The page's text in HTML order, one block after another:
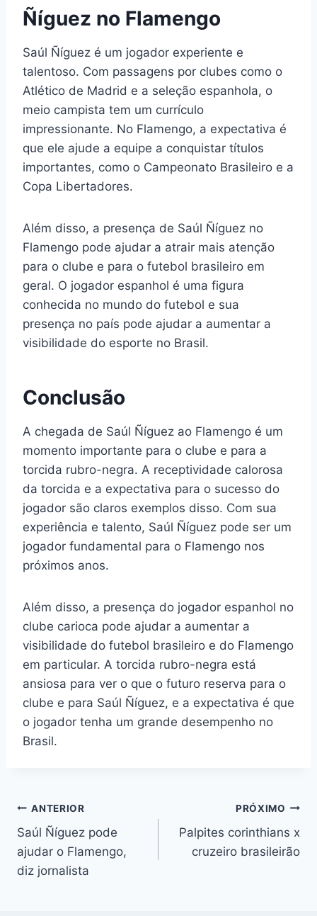
Ñíguez no Flamengo
Saúl Ñíguez é um jogador experiente e
talentoso. Com passagens por clubes como o
Atlético de Madrid e a seleção espanhola, o
meio campista tem um currículo
impressionante. No Flamengo, a expectativa é
que ele ajude a equipe a conquistar títulos
importantes, como o Campeonato Brasileiro e a
Copa Libertadores.
Além disso, a presença de Saúl Ñíguez no
Flamengo pode ajudar a atrair mais atenção
para o clube e para o futebol brasileiro em
geral. O jogador espanhol é uma figura
conhecida no mundo do futebol e sua
presença no país pode ajudar a aumentar a
visibilidade do esporte no Brasil.
Conclusão
A chegada de Saúl Ñíguez ao Flamengo é um
momento importante para o clube e para a
torcida rubro-negra. A receptividade calorosa
da torcida e a expectativa para o sucesso do
jogador são claros exemplos disso. Com sua
experiência e talento, Saúl Ñíguez pode ser um
jogador fundamental para o Flamengo nos
próximos anos.
Além disso, a presença do jogador espanhol no
clube carioca pode ajudar a aumentar a
visibilidade do futebol brasileiro e do Flamengo
em particular. A torcida rubro-negra está
ansiosa para ver o que o futuro reserva para o
clube e para Saúl Ñíguez, e a expectativa é que
o jogador tenha um grande desempenho no
Brasil.
Navegação
de
Post
ANTERIOR
Saúl Ñíguez pode
ajudar o Flamengo,
diz jornalista
PRÓXIMO
Palpites corinthians x
cruzeiro brasileirão